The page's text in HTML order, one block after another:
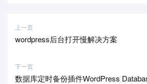
上一页
wordpress后台打开慢解决方案
下一页
数据库定时备份插件WordPress